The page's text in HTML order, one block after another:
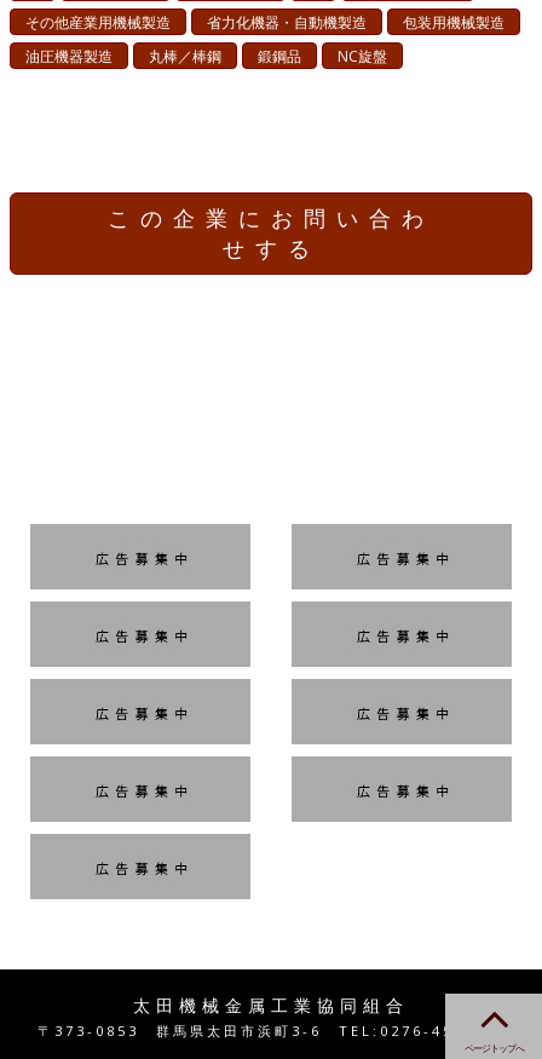
その他産業用機械製造
省力化機器・自動機製造
包装用機械製造
油圧機器製造
丸棒／棒鋼 鍛鋼品 NC旋盤
この企業にお問い合わ
せする
太田機械金属工業協同組合
〒373-0853 群馬県太田市浜町3-6 TEL:0276-45-4401
ページトップへ